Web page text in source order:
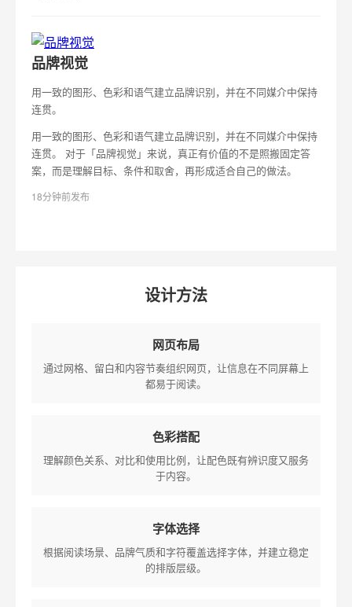
品牌视觉
用一致的图形、色彩和语气建立品牌识别，并在不同媒介中保持
连贯。
用一致的图形、色彩和语气建立品牌识别，并在不同媒介中保持
连贯。 对于「品牌视觉」来说，真正有价值的不是照搬固定答
案，而是理解目标、条件和取舍，再形成适合自己的做法。
18分钟前发布
设计方法
网页布局
通过网格、留白和内容节奏组织网页，让信息在不同屏幕上
都易于阅读。
色彩搭配
理解颜色关系、对比和使用比例，让配色既有辨识度又服务
于内容。
字体选择
根据阅读场景、品牌气质和字符覆盖选择字体，并建立稳定
的排版层级。